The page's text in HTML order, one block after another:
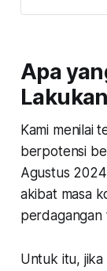
gimana nasib
Apa
Kami menilai
berpotensi
Agustus
akibat masa
perdagangan
Untuk itu, jika